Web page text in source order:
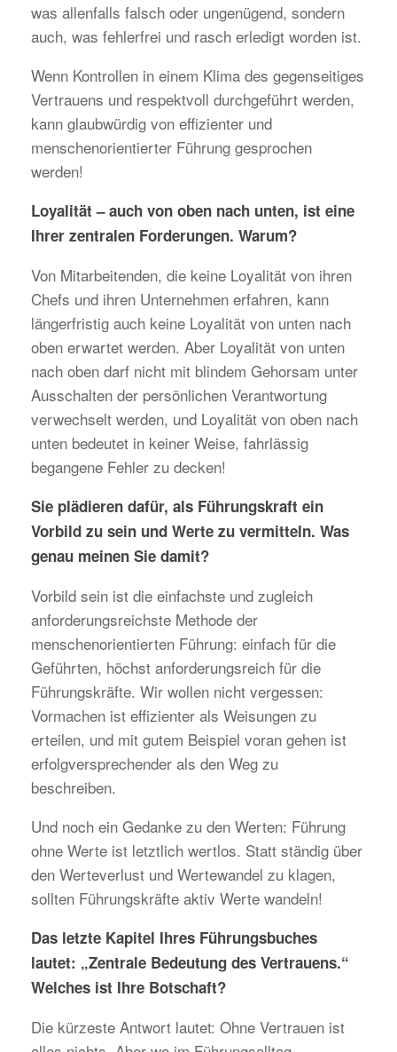
was allenfalls falsch oder ungenügend, sondern
auch, was fehlerfrei und rasch erledigt worden ist.
Wenn Kontrollen in einem Klima des gegenseitiges
Vertrauens und respektvoll durchgeführt werden,
kann glaubwürdig von effizienter und
menschenorientierter Führung gesprochen
werden!
Loyalität – auch von oben nach unten, ist eine
Ihrer zentralen Forderungen. Warum?
Von Mitarbeitenden, die keine Loyalität von ihren
Chefs und ihren Unternehmen erfahren, kann
längerfristig auch keine Loyalität von unten nach
oben erwartet werden. Aber Loyalität von unten
nach oben darf nicht mit blindem Gehorsam unter
Ausschalten der persönlichen Verantwortung
verwechselt werden, und Loyalität von oben nach
unten bedeutet in keiner Weise, fahrlässig
begangene Fehler zu decken!
Sie plädieren dafür, als Führungskraft ein
Vorbild zu sein und Werte zu vermitteln. Was
genau meinen Sie damit?
Vorbild sein ist die einfachste und zugleich
anforderungsreichste Methode der
menschenorientierten Führung: einfach für die
Geführten, höchst anforderungsreich für die
Führungskräfte. Wir wollen nicht vergessen:
Vormachen ist effizienter als Weisungen zu
erteilen, und mit gutem Beispiel voran gehen ist
erfolgversprechender als den Weg zu
beschreiben.
Und noch ein Gedanke zu den Werten: Führung
ohne Werte ist letztlich wertlos. Statt ständig über
den Werteverlust und Wertewandel zu klagen,
sollten Führungskräfte aktiv Werte wandeln!
Das letzte Kapitel Ihres Führungsbuches
lautet: „Zentrale Bedeutung des Vertrauens.“
Welches ist Ihre Botschaft?
Die kürzeste Antwort lautet: Ohne Vertrauen ist